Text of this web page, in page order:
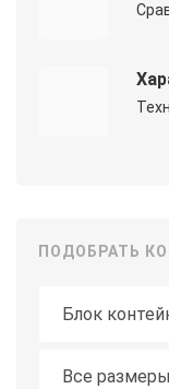
ПОДОБРАТЬ
Все размеры